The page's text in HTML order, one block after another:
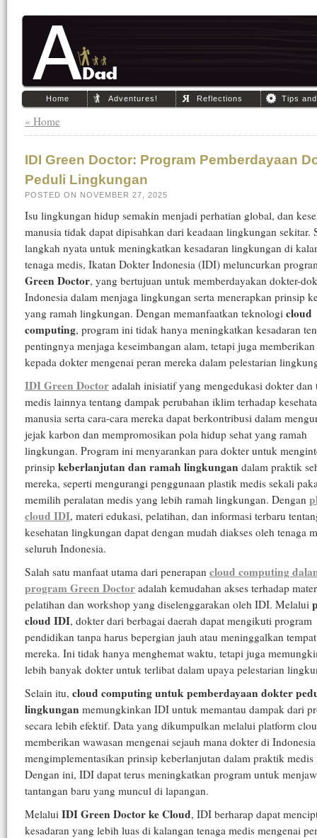
Home Adventures! Reflections Tips
« Home
IDI Green Doctor: Program Pemberdayaan
Peduli Lingkungan
POSTED ON NOVEMBER 27, 2025
Isu lingkungan hidup semakin menjadi perhatian global, dan
manusia tidak dapat dipisahkan dari keadaan lingkungan sekitar.
langkah nyata untuk meningkatkan kesadaran lingkungan di
tenaga medis, Ikatan Dokter Indonesia (IDI) meluncurkan
Green Doctor, yang bertujuan untuk memberdayakan dokter-
Indonesia dalam menjaga lingkungan serta menerapkan prinsip
yang ramah lingkungan. Dengan memanfaatkan teknologi cloud
computing, program ini tidak hanya meningkatkan kesadaran
pentingnya menjaga keseimbangan alam, tetapi juga
kepada dokter mengenai peran mereka dalam pelestarian
IDI Green Doctor adalah inisiatif yang mengedukasi dokter dan
medis lainnya tentang dampak perubahan iklim terhadap
manusia serta cara-cara mereka dapat berkontribusi dalam
jejak karbon dan mempromosikan pola hidup sehat yang ramah
lingkungan. Program ini menyarankan para dokter untuk
prinsip keberlanjutan dan ramah lingkungan dalam praktik
mereka, seperti mengurangi penggunaan plastik medis sekali
memilih peralatan medis yang lebih ramah lingkungan. Dengan
cloud IDI, materi edukasi, pelatihan, dan informasi terbaru
kesehatan lingkungan dapat dengan mudah diakses oleh tenaga
seluruh Indonesia.
Salah satu manfaat utama dari penerapan cloud computing
program Green Doctor adalah kemudahan akses terhadap
pelatihan dan workshop yang diselenggarakan oleh IDI. Melalui
cloud IDI, dokter dari berbagai daerah dapat mengikuti program
pendidikan tanpa harus bepergian jauh atau meninggalkan
mereka. Ini tidak hanya menghemat waktu, tetapi juga
lebih banyak dokter untuk terlibat dalam upaya pelestarian
Selain itu, cloud computing untuk pemberdayaan dokter
lingkungan memungkinkan IDI untuk memantau dampak dari
secara lebih efektif. Data yang dikumpulkan melalui platform
memberikan wawasan mengenai sejauh mana dokter di
mengimplementasikan prinsip keberlanjutan dalam praktik medis
Dengan ini, IDI dapat terus meningkatkan program untuk
tantangan baru yang muncul di lapangan.
Melalui IDI Green Doctor ke Cloud, IDI berharap dapat
kesadaran yang lebih luas di kalangan tenaga medis mengenai